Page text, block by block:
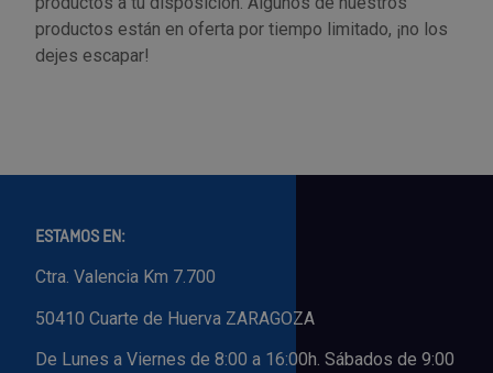
productos están en oferta por tiempo limitado, ¡no los
dejes escapar!
ESTAMOS EN:
Ctra. Valencia Km 7.700
50410 Cuarte de Huerva ZARAGOZA
De Lunes a Viernes de 8:00 a 16:00h. Sábados de 9:00